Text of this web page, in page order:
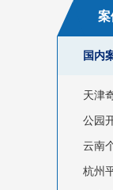
案
国内
天津
公园
云南
杭州